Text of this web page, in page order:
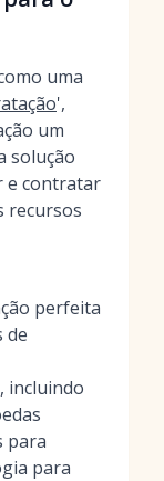
uma
',
um
solução
e contratar
recursos
perfeita
de
incluindo
para
para